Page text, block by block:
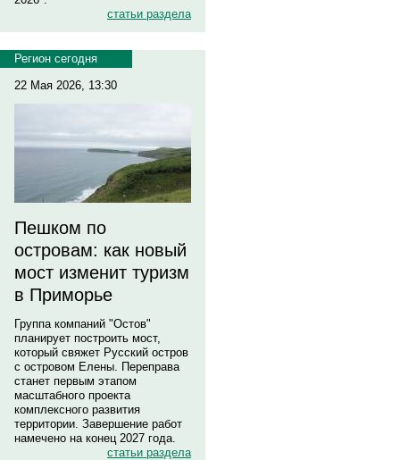
статьи раздела
Регион сегодня
22 Мая 2026, 13:30
Пешком по
островам: как новый
мост изменит туризм
в Приморье
Группа компаний "Остов"
планирует построить мост,
который свяжет Русский остров
с островом Елены. Переправа
станет первым этапом
масштабного проекта
комплексного развития
территории. Завершение работ
намечено на конец 2027 года.
статьи раздела